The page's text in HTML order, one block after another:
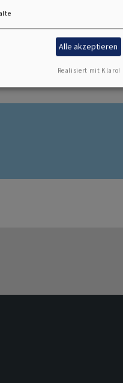
besonderen Tagen wie
beginnen wir
geht´s für die Kinder
Alle akzeptieren
Realisiert mit Klaro!